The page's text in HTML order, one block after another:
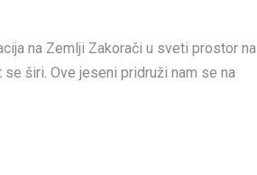
na Zemlji Zakorači u sveti prostor na
širi. Ove jeseni pridruži nam se na